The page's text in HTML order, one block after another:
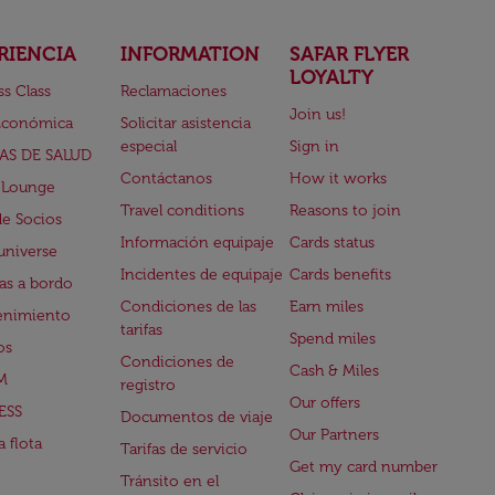
Class
DE SALUD
Socios
a bordo
flota
INFORMATION
Reclamaciones
Solicitar asistencia
especial
Contáctanos
Travel conditions
Información equipaje
Incidentes de equipaje
Condiciones de las
tarifas
Condiciones de
registro
Documentos de viaje
Tarifas de servicio
Tránsito en el
SAFAR FLYER
LOYALTY
Join us!
Sign in
How it works
Reasons to join
Cards status
Cards benefits
Earn miles
Spend miles
Cash & Miles
Our offers
Our Partners
Get my card number